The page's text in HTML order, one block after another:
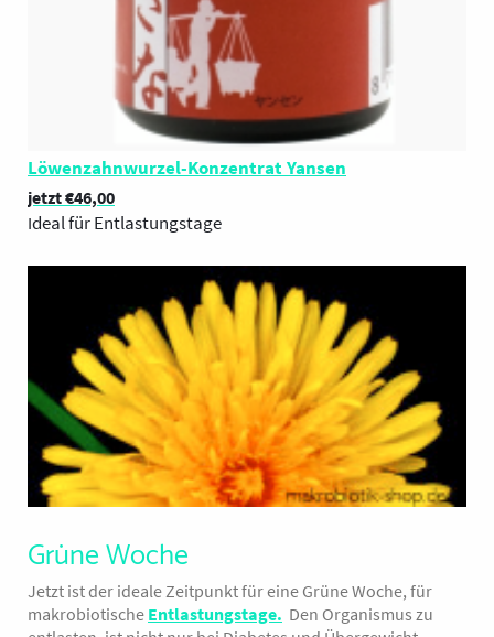
Löwenzahnwurzel-Konzentrat Yansen
jetzt €46,00
Ideal für Entlastungstage
Grüne Woche
Jetzt ist der ideale Zeitpunkt für eine Grüne Woche, für
makrobiotische Entlastungstage. Den Organismus zu